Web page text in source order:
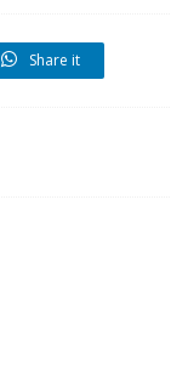
Share it